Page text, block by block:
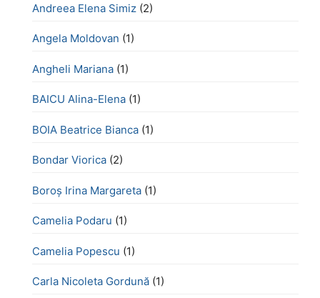
Andreea Elena Simiz (2)
Angela Moldovan (1)
Angheli Mariana (1)
BAICU Alina-Elena (1)
BOIA Beatrice Bianca (1)
Bondar Viorica (2)
Boroş Irina Margareta (1)
Camelia Podaru (1)
Camelia Popescu (1)
Carla Nicoleta Gordună (1)